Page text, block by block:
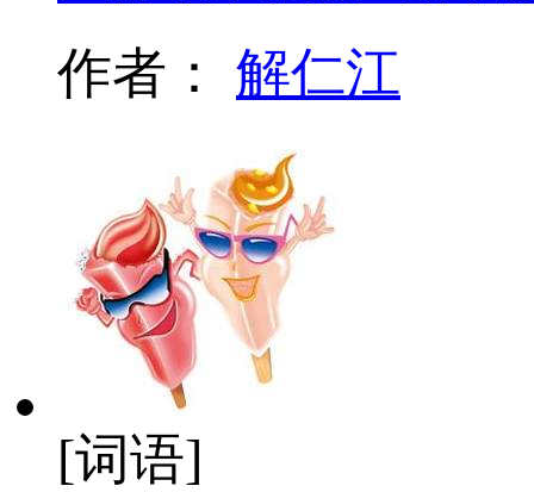
作者： 解仁江
[词语]